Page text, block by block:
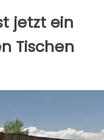
jetzt ein
Tischen